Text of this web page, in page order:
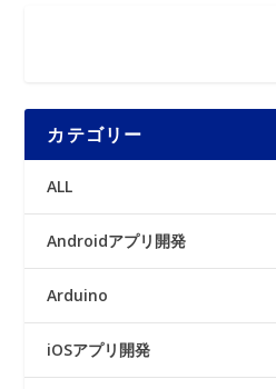
カテゴリー
ALL
Androidアプリ開発
Arduino
iOSアプリ開発